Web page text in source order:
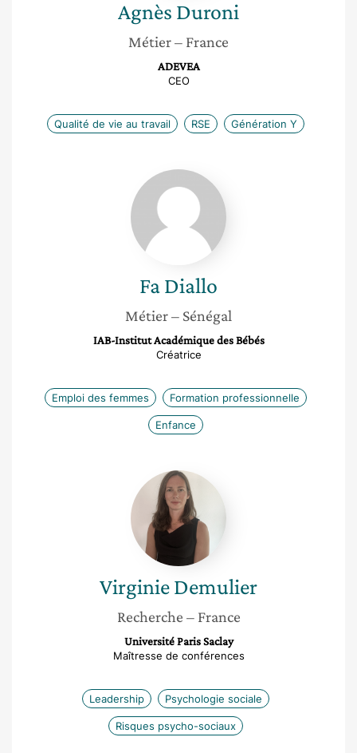
Agnès Duroni
Métier– France
ADEVEA
CEO
Qualité de vie au travail RSE Génération Y
Diallo
FaDiallo
Métier– Sénégal
IAB-Institut Académique des Bébés
Créatrice
Emploi des femmes Formation professionnelle
Enfance
Virginie
Demulier
VirginieDemulier
Recherche – France
Université Paris Saclay
Maîtresse de conférences
Leadership Psychologie sociale
Risques psycho-sociaux